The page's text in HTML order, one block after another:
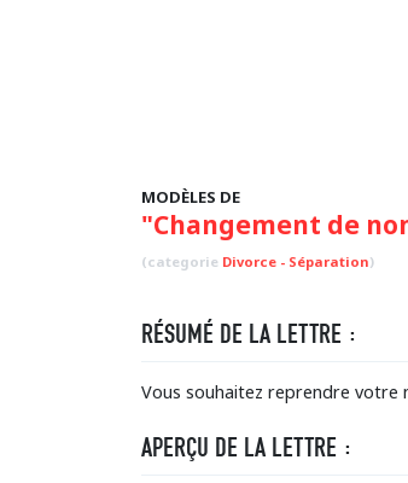
MODÈLES DE
"Changement de
(categorie Divorce - Séparation)
RÉSUMÉ DE LA LETTRE :
Vous souhaitez reprendre votre
APERÇU DE LA LETTRE :